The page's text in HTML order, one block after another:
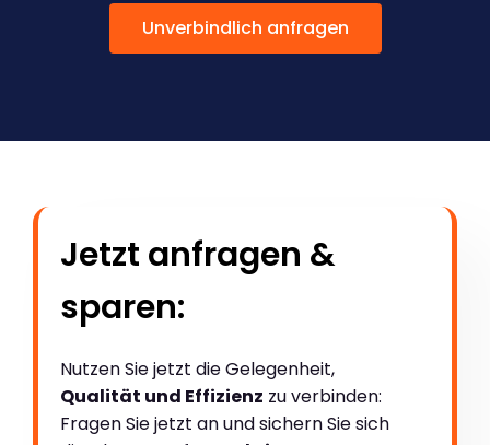
Unverbindlich anfragen
Jetzt anfragen &
sparen:
Nutzen Sie jetzt die Gelegenheit,
Qualität und Effizienz zu verbinden:
Fragen Sie jetzt an und sichern Sie sich